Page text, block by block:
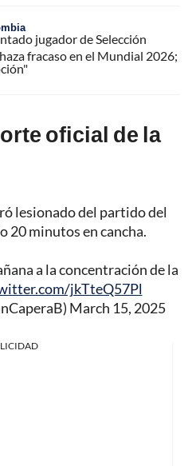
jugador de Selección
fracaso en el Mundial 2026;
oficial de la
lesionado del partido del
20 minutos en cancha.
a la concentración de la
jkTteQ57Pl
March 15, 2025